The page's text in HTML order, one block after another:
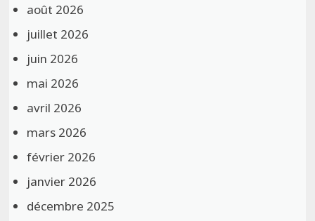
août 2026
juillet 2026
juin 2026
mai 2026
avril 2026
mars 2026
février 2026
janvier 2026
décembre 2025